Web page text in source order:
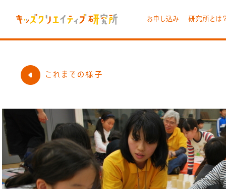
お申し込み 研究所とは
これまでの様子